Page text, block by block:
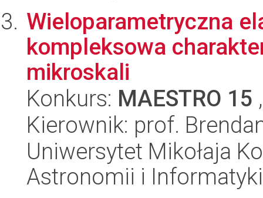
Wieloparametryczna
kompleksowa
mikroskali
Konkurs: MAESTRO 15
Kierownik: prof.
Uniwersytet Mikołaja
Astronomii i